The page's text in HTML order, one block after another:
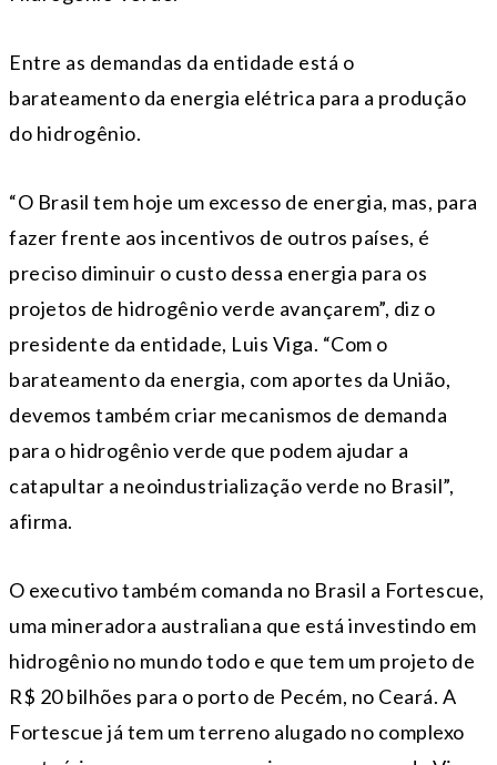
Entre as demandas da entidade está o
barateamento da energia elétrica para a produção
do hidrogênio.
“O Brasil tem hoje um excesso de energia, mas, para
fazer frente aos incentivos de outros países, é
preciso diminuir o custo dessa energia para os
projetos de hidrogênio verde avançarem”, diz o
presidente da entidade, Luis Viga. “Com o
barateamento da energia, com aportes da União,
devemos também criar mecanismos de demanda
para o hidrogênio verde que podem ajudar a
catapultar a neoindustrialização verde no Brasil”,
afirma.
O executivo também comanda no Brasil a Fortescue,
uma mineradora australiana que está investindo em
hidrogênio no mundo todo e que tem um projeto de
R$ 20 bilhões para o porto de Pecém, no Ceará. A
Fortescue já tem um terreno alugado no complexo